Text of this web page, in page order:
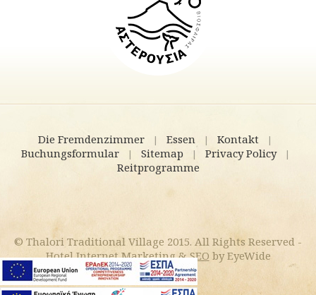
Die Fremdenzimmer | Essen | Kontakt |
Buchungsformular | Sitemap | Privacy Policy |
Reitprogramme
© Thalori Traditional Village 2015. All Rights Reserved -
Hotel Internet Marketing&SEO by EyeWide